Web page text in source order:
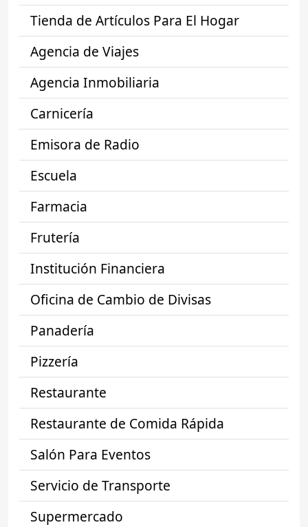
Tienda de Artículos Para El Hogar
Agencia de Viajes
Agencia Inmobiliaria
Carnicería
Emisora de Radio
Escuela
Farmacia
Frutería
Institución Financiera
Oficina de Cambio de Divisas
Panadería
Pizzería
Restaurante
Restaurante de Comida Rápida
Salón Para Eventos
Servicio de Transporte
Supermercado